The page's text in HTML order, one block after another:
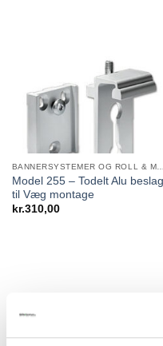
Model 255 – Todelt Alu beslag
til Væg montage
kr.310,00